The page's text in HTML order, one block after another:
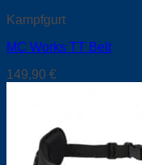
Kampfgurt
MC Works TT Belt
149,90 €